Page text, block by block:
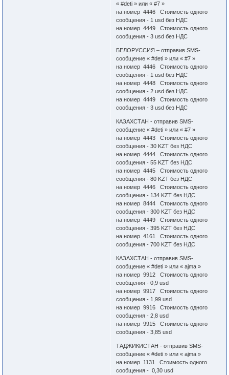
« #deti » или « #7 »
на номер 4446 Стоимость одного
сообщения - 1 usd без НДС
на номер 4449 Стоимость одного
сообщения - 3 usd без НДС
БЕЛОРУССИЯ – отправив SMS-
сообщение « #deti » или « #7 »
на номер 4446 Стоимость одного
сообщения - 1 usd без НДС
на номер 4448 Стоимость одного
сообщения - 2 usd без НДС
на номер 4449 Стоимость одного
сообщения - 3 usd без НДС
КАЗАХСТАН - отправив SMS-
сообщение « #deti » или « #7 »
на номер 4443 Стоимость одного
сообщения - 30 KZT без НДС
на номер 4444 Стоимость одного
сообщения - 55 KZT без НДС
на номер 4445 Стоимость одного
сообщения - 80 KZT без НДС
на номер 4446 Стоимость одного
сообщения - 134 KZT без НДС
на номер 8444 Стоимость одного
сообщения - 300 KZT без НДС
на номер 4449 Стоимость одного
сообщения - 395 KZT без НДС
на номер 4161 Стоимость одного
сообщения - 700 KZT без НДС
КАЗАХСТАН - отправив SMS-
сообщение « #deti » или « ajma »
на номер 9912 Стоимость одного
сообщения - 0,9 usd
на номер 9917 Стоимость одного
сообщения - 1,99 usd
на номер 9916 Стоимость одного
сообщения - 2,8 usd
на номер 9915 Стоимость одного
сообщения - 3,85 usd
ТАДЖИКИСТАН - отправив SMS-
сообщение « #deti » или « ajma »
на номер 1131 Стоимость одного
сообщения - 0,30 usd